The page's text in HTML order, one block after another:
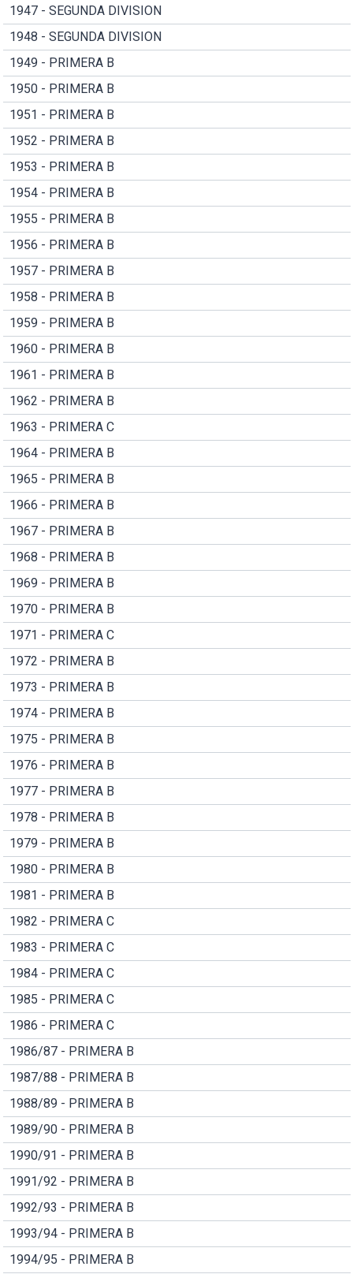
1947 - SEGUNDA DIVISION
1948 - SEGUNDA DIVISION
1949 - PRIMERA B
1950 - PRIMERA B
1951 - PRIMERA B
1952 - PRIMERA B
1953 - PRIMERA B
1954 - PRIMERA B
1955 - PRIMERA B
1956 - PRIMERA B
1957 - PRIMERA B
1958 - PRIMERA B
1959 - PRIMERA B
1960 - PRIMERA B
1961 - PRIMERA B
1962 - PRIMERA B
1963 - PRIMERA C
1964 - PRIMERA B
1965 - PRIMERA B
1966 - PRIMERA B
1967 - PRIMERA B
1968 - PRIMERA B
1969 - PRIMERA B
1970 - PRIMERA B
1971 - PRIMERA C
1972 - PRIMERA B
1973 - PRIMERA B
1974 - PRIMERA B
1975 - PRIMERA B
1976 - PRIMERA B
1977 - PRIMERA B
1978 - PRIMERA B
1979 - PRIMERA B
1980 - PRIMERA B
1981 - PRIMERA B
1982 - PRIMERA C
1983 - PRIMERA C
1984 - PRIMERA C
1985 - PRIMERA C
1986 - PRIMERA C
1986/87 - PRIMERA B
1987/88 - PRIMERA B
1988/89 - PRIMERA B
1989/90 - PRIMERA B
1990/91 - PRIMERA B
1991/92 - PRIMERA B
1992/93 - PRIMERA B
1993/94 - PRIMERA B
1994/95 - PRIMERA B